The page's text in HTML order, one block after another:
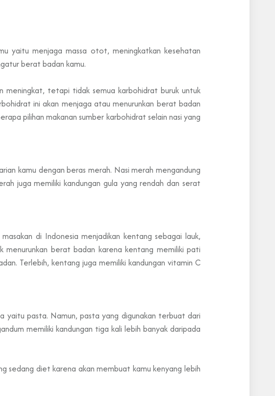
yaitu menjaga massa otot, meningkatkan kesehatan
berat badan kamu.
meningkat, tetapi tidak semua karbohidrat buruk untuk
ini akan menjaga atau menurunkan berat badan
pilihan makanan sumber karbohidrat selain nasi yang
kamu dengan beras merah. Nasi merah mengandung
juga memiliki kandungan gula yang rendah dan serat
di Indonesia menjadikan kentang sebagai lauk,
berat badan karena kentang memiliki pati
Terlebih, kentang juga memiliki kandungan vitamin C
yaitu pasta. Namun, pasta yang digunakan terbuat dari
memiliki kandungan tiga kali lebih banyak daripada
sedang diet karena akan membuat kamu kenyang lebih